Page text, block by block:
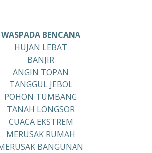
WASPADA BENCANA
HUJAN LEBAT
BANJIR
ANGIN TOPAN
TANGGUL JEBOL
POHON TUMBANG
TANAH LONGSOR
CUACA EKSTREM
MERUSAK RUMAH
BANGUNAN